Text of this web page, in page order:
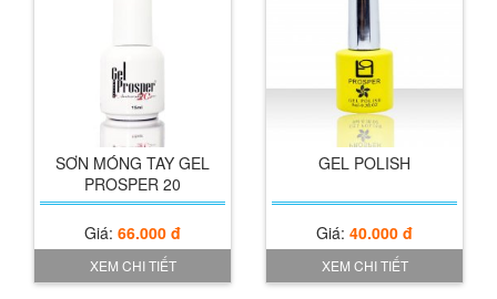
SƠN MÓNG TAY GEL
PROSPER 20
Giá: 66.000 đ
XEM CHI TIẾT
Xem chi tiết
GEL POLISH
Giá: 40.000 đ
XEM CHI TIẾT
Nước pha sơn PROSPER (Thinner)
33.000 đ
Nước Bóng mau khô cực nhanh
Giá: